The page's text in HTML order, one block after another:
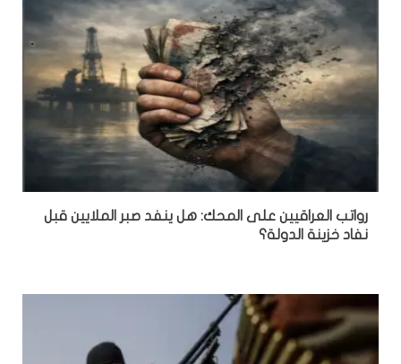
رواتب العراقيين على المحك: هل ينفد صبر الملايين قبل
نفاد خزينة الدولة؟